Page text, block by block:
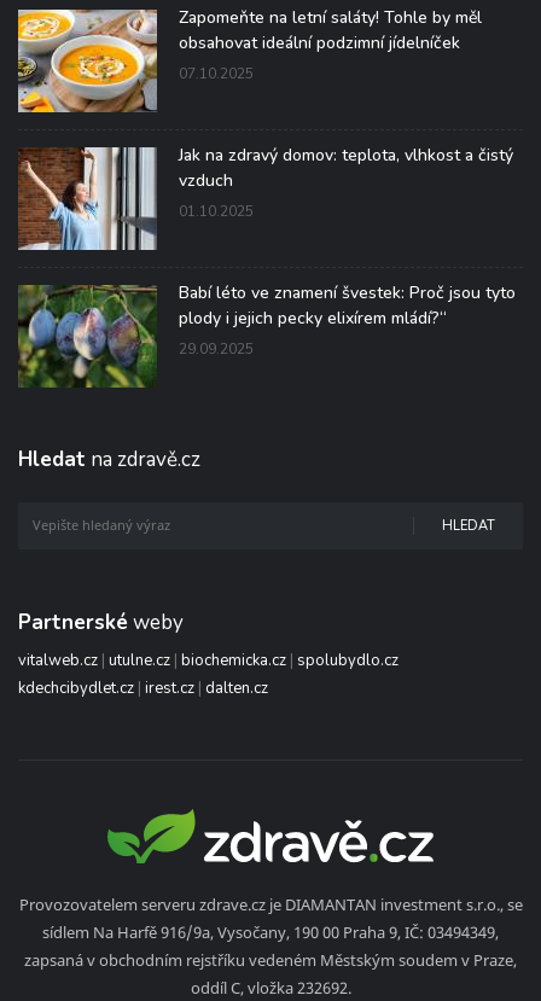
Zapomeňte na letní saláty! Tohle by měl
obsahovat ideální podzimní jídelníček
07.10.2025
Jak na zdravý domov: teplota, vlhkost a čistý
vzduch
01.10.2025
Babí léto ve znamení švestek: Proč jsou tyto
plody i jejich pecky elixírem mládí?“
29.09.2025
Hledat na zdravě.cz
HLEDAT
Partnerské weby
vitalweb.cz | utulne.cz | biochemicka.cz | spolubydlo.cz
kdechcibydlet.cz | irest.cz | dalten.cz
Provozovatelem serveru zdrave.cz je DIAMANTAN investment s.r.o., se
sídlem Na Harfě 916/9a, Vysočany, 190 00 Praha 9, IČ: 03494349,
zapsaná v obchodním rejstříku vedeném Městským soudem v Praze,
oddíl C, vložka 232692.